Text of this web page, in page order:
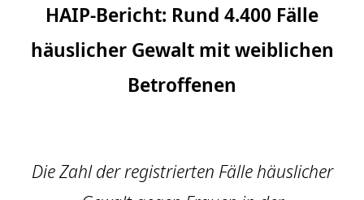
HAIP-Bericht: Rund 4.400 Fälle
häuslicher Gewalt mit weiblichen
Betroffenen
Die Zahl der registrierten Fälle häuslicher